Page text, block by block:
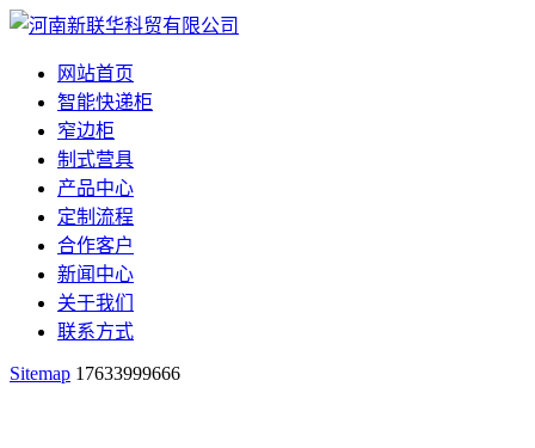
网站首页
智能快递柜
窄边柜
制式营具
产品中心
定制流程
合作客户
新闻中心
关于我们
联系方式
Sitemap 17633999666